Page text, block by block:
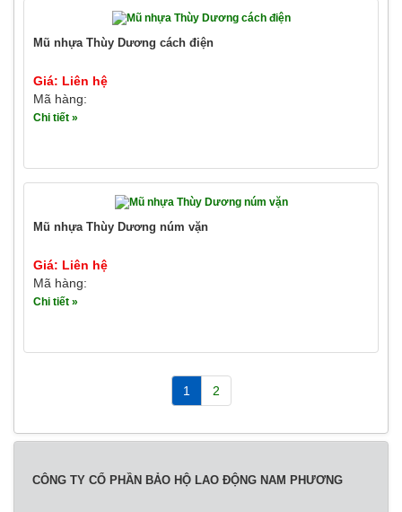
Mũ nhựa Thùy Dương cách điện
Giá: Liên hệ
Mã hàng:
Chi tiết »
Mũ nhựa Thùy Dương núm vặn
Giá: Liên hệ
Mã hàng:
Chi tiết »
1 2
CÔNG TY CỔ PHẦN BẢO HỘ LAO ĐỘNG NAM PHƯƠNG